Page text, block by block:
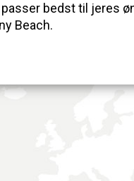
bedst til jeres
Beach.